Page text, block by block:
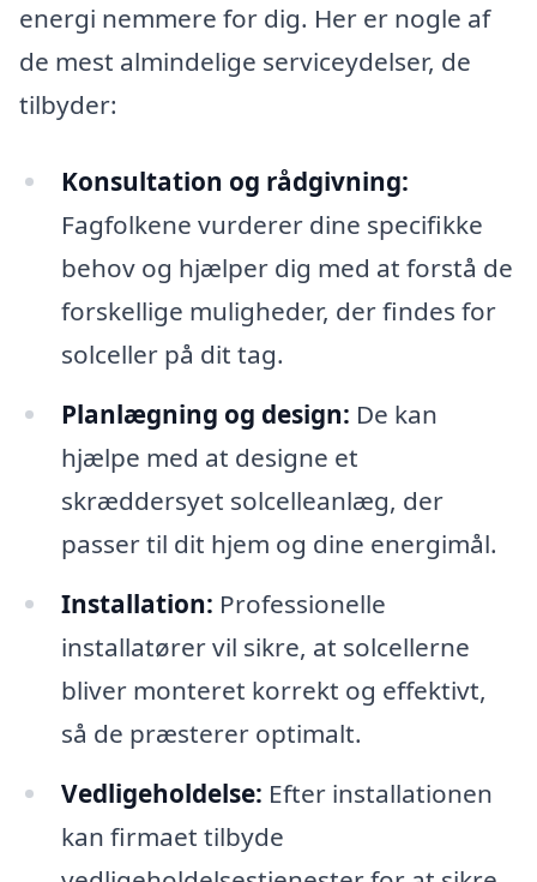
energi nemmere for dig. Her er nogle af
de mest almindelige serviceydelser, de
tilbyder:
Konsultation og rådgivning:
Fagfolkene vurderer dine specifikke
behov og hjælper dig med at forstå de
forskellige muligheder, der findes for
solceller på dit tag.
Planlægning og design: De kan
hjælpe med at designe et
skræddersyet solcelleanlæg, der
passer til dit hjem og dine energimål.
Installation: Professionelle
installatører vil sikre, at solcellerne
bliver monteret korrekt og effektivt,
så de præsterer optimalt.
Vedligeholdelse: Efter installationen
kan firmaet tilbyde